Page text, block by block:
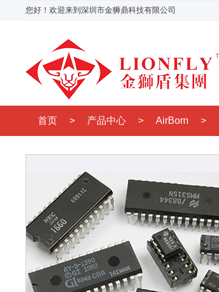
您好！欢迎来到深圳市金狮鼎科技有限公司
首页 > 产品中心 > AirBorn >